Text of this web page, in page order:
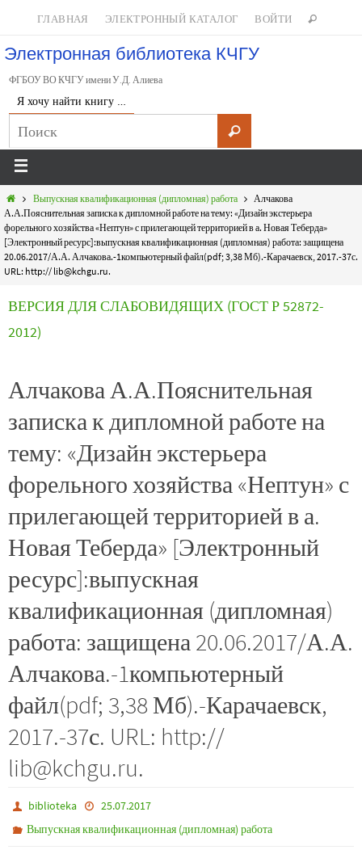
ГЛАВНАЯ ЭЛЕКТРОННЫЙ КАТАЛОГ ВОЙТИ
Электронная библиотека КЧГУ
ФГБОУ ВО КЧГУ имени У.Д. Алиева
Я хочу найти книгу …
Выпускная квалификационная (дипломная) работа
Алчакова
А.А.Пояснительная записка к дипломной работе на тему: «Дизайн экстерьера
форельного хозяйства «Нептун» с прилегающей территорией в а. Новая Теберда»
[Электронный ресурс]:выпускная квалификационная (дипломная) работа: защищена
20.06.2017/А.А. Алчакова.-1компьютерный файл(pdf; 3,38 Мб).-Карачаевск, 2017.-37с.
URL: http:// lib@kchgu.ru.
ВЕРСИЯ ДЛЯ СЛАБОВИДЯЩИХ (ГОСТ Р 52872-
2012)
Алчакова А.А.Пояснительная
записка к дипломной работе на
тему: «Дизайн экстерьера
форельного хозяйства «Нептун» с
прилегающей территорией в а.
Новая Теберда» [Электронный
ресурс]:выпускная
квалификационная (дипломная)
работа: защищена 20.06.2017/А.А.
Алчакова.-1компьютерный
файл(pdf; 3,38 Мб).-Карачаевск,
2017.-37с. URL: http://
lib@kchgu.ru.
biblioteka
25.07.2017
Выпускная квалификационная (дипломная) работа